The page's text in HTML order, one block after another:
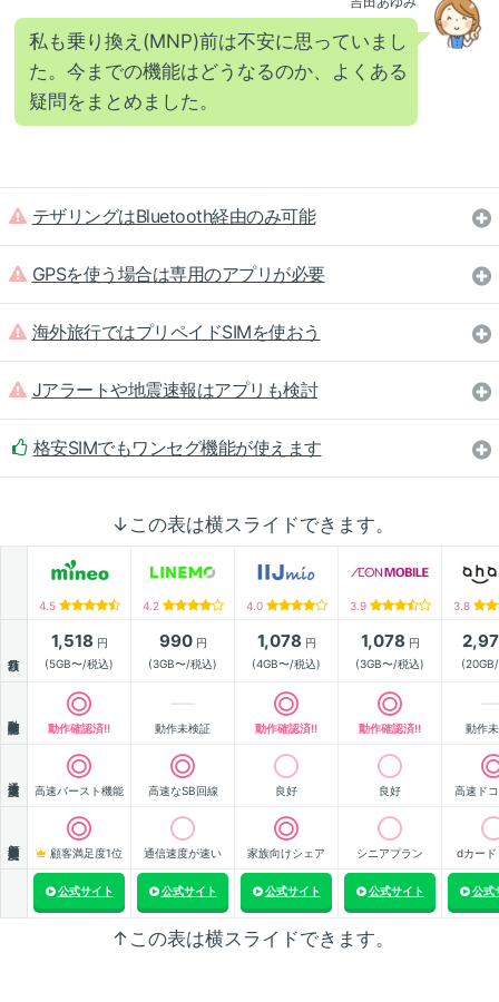
私も乗り換え(MNP)前は不安に思っていまし
た。今までの機能はどうなるのか、よくある
疑問をまとめました。
テザリングはBluetooth経由のみ可能
GPSを使う場合は専用のアプリが必要
海外旅行ではプリペイドSIMを使おう
Jアラートや地震速報はアプリも検討
格安SIMでもワンセグ機能が使えます
↓この表は横スライドできます。
4.5 4.2 4.0 3.9 3.8
1,518 円
(5GB〜/税込)
990円
(3GB〜/税込)
1,078 円
(4GB〜/税込)
1,078 円
(3GB〜/税込)
動作確認済!! 動作未検証 動作確認済!! 動作確認済!! 動作
高速バースト機能 高速なSB回線 良好 良好 高速ド
顧客満足度1位 通信速度が速い 家族向けシェア シニアプラン dカード
公式サイト 公式サイト 公式サイト 公式サイト 公式
↑この表は横スライドできます。